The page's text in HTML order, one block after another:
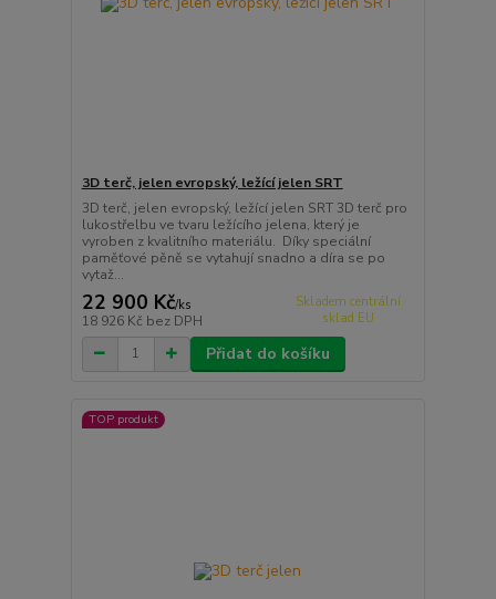
3D terč, jelen evropský, ležící jelen SRT
3D terč, jelen evropský, ležící jelen SRT 3D terč pro
lukostřelbu ve tvaru ležícího jelena, který je
vyroben z kvalitního materiálu. Díky speciální
paměťové pěně se vytahují snadno a díra se po
vytaž...
22 900 Kč/ks
18 926 Kč bez DPH
Skladem centrální
sklad EU
Přidat do košíku
TOP produkt